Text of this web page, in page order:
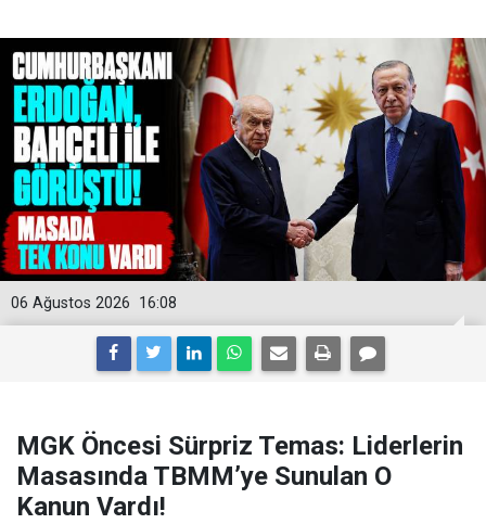
16:08
06 Ağustos 2026
MGK Öncesi Sürpriz Temas: Liderlerin
Masasında TBMM’ye Sunulan O
Kanun Vardı!